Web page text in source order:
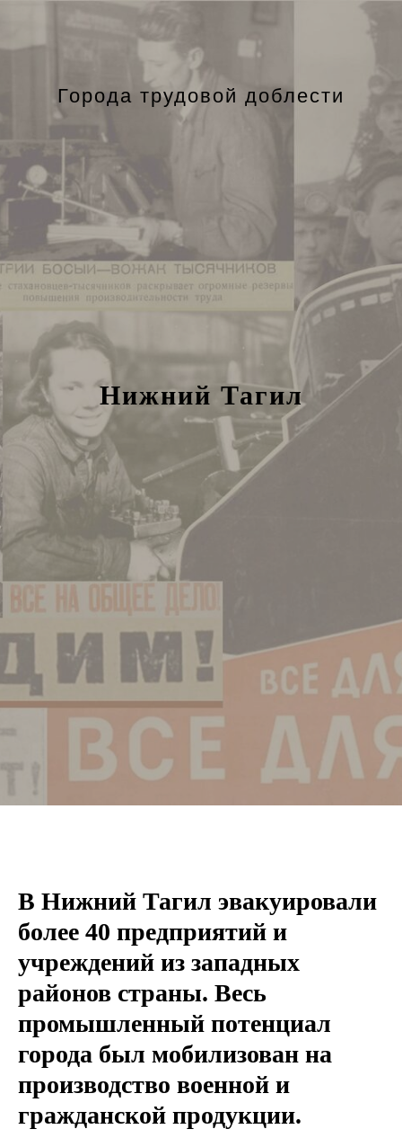
Нижний Тагил
Города трудовой доблести
В Нижний Тагил эвакуировали
более 40 предприятий и
учреждений из западных
районов страны. Весь
промышленный потенциал
города был мобилизован на
производство военной и
гражданской продукции.